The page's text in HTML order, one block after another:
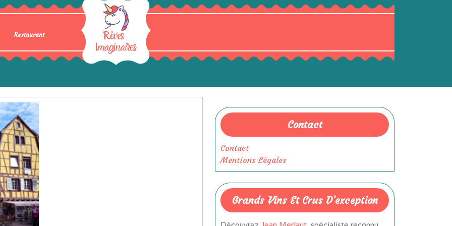
Restaurant
Contact
Contact
Mentions Légales
Grands Vins Et Crus D’exception